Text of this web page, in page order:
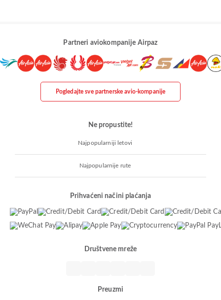
Partneri aviokompanije Airpaz
Pogledajte sve partnerske avio-kompanije
Ne propustite!
Najpopularniji letovi
Najpopularnije rute
Prihvaćeni načini plaćanja
Društvene mreže
Preuzmi